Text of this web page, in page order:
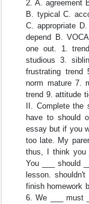
2. A. agreement
B. typical C.
C. appropriate
depend B.
one out. 1.
studious 3.
frustrating trend
norm mature 7.
trend 9. attitude
II. Complete
have to should
essay but if you
too late. My
thus, I think you
You ___ should
lesson.
finish homework
6. We ___ must